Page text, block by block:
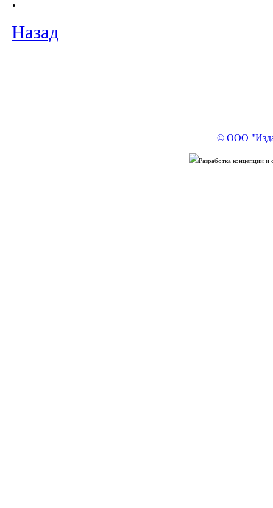
Назад
© ООО
Разработка концепции